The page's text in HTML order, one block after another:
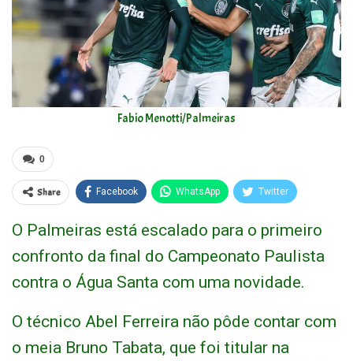
Fabio Menotti/Palmeiras
0
Share Facebook WhatsApp Twitter
O Palmeiras está escalado para o primeiro
confronto da final do Campeonato Paulista
contra o Água Santa com uma novidade.
O técnico Abel Ferreira não pôde contar com
o meia Bruno Tabata, que foi titular na